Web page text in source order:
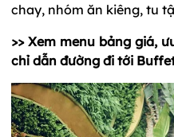
chay, nhóm ăn kiêng, tu
>> Xem menu bảng giá,
chỉ dẫn đường đi tới